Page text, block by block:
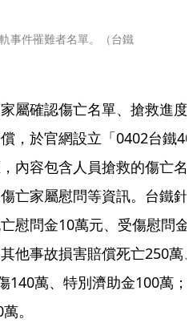
事件罹難者名單。（台鐵
屬確認傷亡名單、搶救進度
，於官網設立「0402台鐵
內容包含人員搶救的傷亡名
亡家屬慰問等資訊。台鐵針
慰問金10萬元、受傷慰問
他事故損害賠償死亡250萬
140萬、特別濟助金100萬；
。